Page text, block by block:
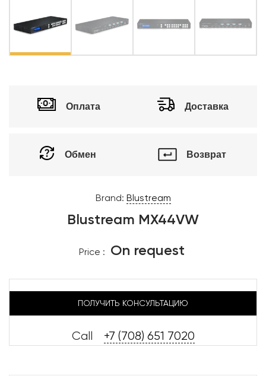
Оплата Доставка
Обмен Возврат
Brand: Blustream
Blustream MX44VW
Price : On request
ПОЛУЧИТЬ КОНСУЛЬТАЦИЮ
Call +7 (708) 651 7020